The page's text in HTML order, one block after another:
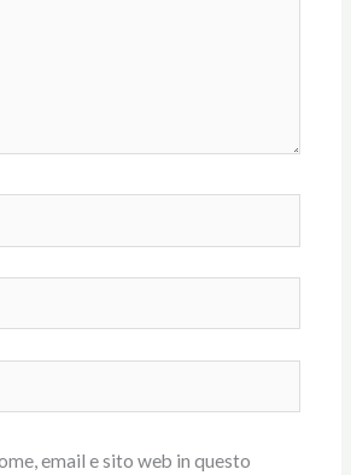
email e sito web in questo